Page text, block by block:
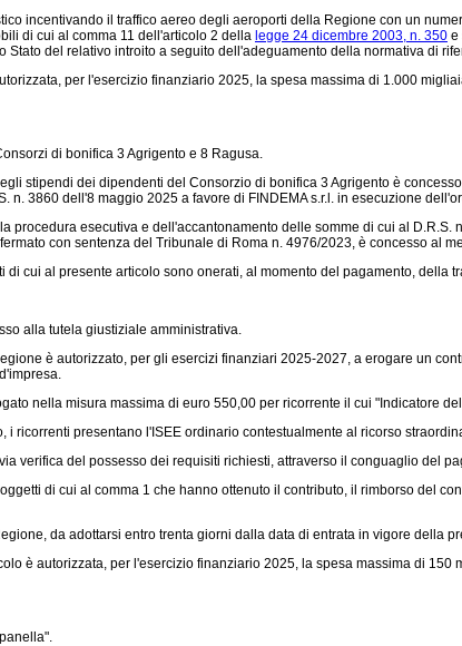
incentivando il traffico aereo degli aeroporti della Regione con un
di cui al comma 11 dell'articolo 2 della legge 24 dicembre 2003, n. 350 e
Stato del relativo introito a seguito dell'adeguamento della normativa di
per l'esercizio finanziario 2025, la spesa massima di 1.000
di bonifica 3 Agrigento e 8 Ragusa.
stipendi dei dipendenti del Consorzio di bonifica 3 Agrigento è
n. 3860 dell'8 maggio 2025 a favore di FINDEMA s.r.l. in esecuzione
procedura esecutiva e dell'accantonamento delle somme di cui al
con sentenza del Tribunale di Roma n. 4976/2023, è concesso al
di cui al presente articolo sono onerati, al momento del pagamento, della
alla tutela giustiziale amministrativa.
è autorizzato, per gli esercizi finanziari 2025-2027, a erogare un
nella misura massima di euro 550,00 per ricorrente il cui "Indicatore
i ricorrenti presentano l'ISEE ordinario contestualmente al ricorso
verifica del possesso dei requisiti richiesti, attraverso il conguaglio del
di cui al comma 1 che hanno ottenuto il contributo, il rimborso del
da adottarsi entro trenta giorni dalla data di entrata in vigore della
è autorizzata, per l'esercizio finanziario 2025, la spesa massima di